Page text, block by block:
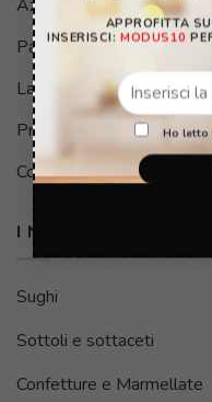
APPROFITTA
INSERISCI:MODUS10
Ho letto
Azienda Eco-friendly
Pagamenti
Lavora con noi
Privacy policy
Cookie Policy
I NOSTRI PRODOTTI
Sughi
Sottoli e sottaceti
Confetture e Marmellate